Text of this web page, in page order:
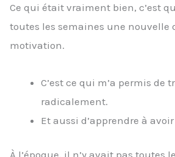
Ce qui était vraiment bien, c’est
toutes les semaines une nouvelle
motivation.
C’est ce qui m’a permis de
radicalement.
Et aussi d’apprendre à